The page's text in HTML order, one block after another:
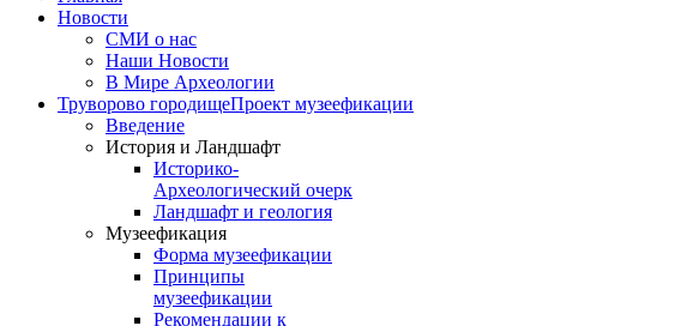
Новости
СМИ о нас
Наши Новости
В Мире Археологии
Труворово городищеПроект музеефикации
Введение
История и Ландшафт
Историко-
Археологический очерк
Ландшафт и геология
Музеефикация
Форма музеефикации
Принципы
музеефикации
Рекомендации к